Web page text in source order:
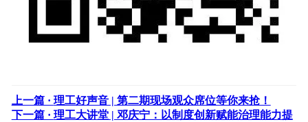
上一篇 · 理工好声音 | 第二期现场观众席位等你来抢！
下一篇 · 理工大讲堂 | 邓庆宁：以制度创新赋能治理能力提